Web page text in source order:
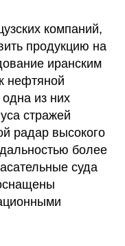
компаний,
продукцию на
иранским
нефтяной
из них
стражей
радар высокого
более
суда